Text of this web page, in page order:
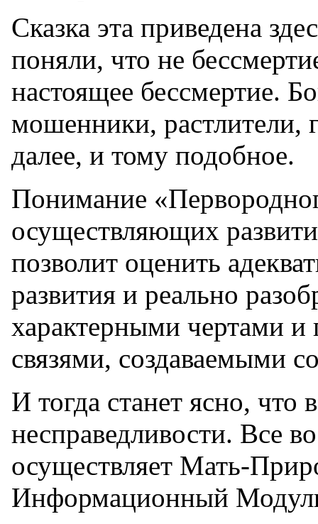
Сказка эта приведена
поняли, что не
настоящее бессмертие.
мошенники, растлители,
далее, и тому подобное.
Понимание
осуществляющих
позволит оценить
развития и реально
характерными чертами
связями, создаваемыми
И тогда станет ясно, что
несправедливости. Все
осуществляет Мать-
Информационный